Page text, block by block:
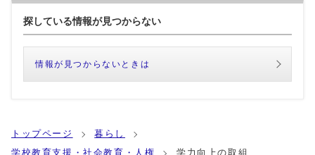
探している情報が見つからない
情報が見つからないときは
トップページ
暮らし
学校教育支援・社会教育・人権
学力向上の取組